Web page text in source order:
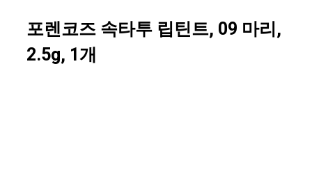
포렌코즈 속타투 립틴트, 09 마리,
2.5g, 1개